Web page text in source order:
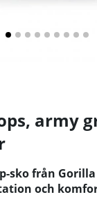
army
sko från
och